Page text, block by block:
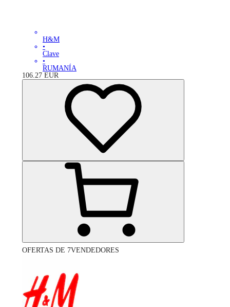
H&M
•
Clave
•
RUMANÍA
106.27 EUR
OFERTAS DE 7VENDEDORES